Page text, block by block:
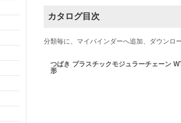
カタログ目次
分類毎に、マイバインダーへ追加、ダウンロ
つばき プラスチックモジュラーチェーン
形